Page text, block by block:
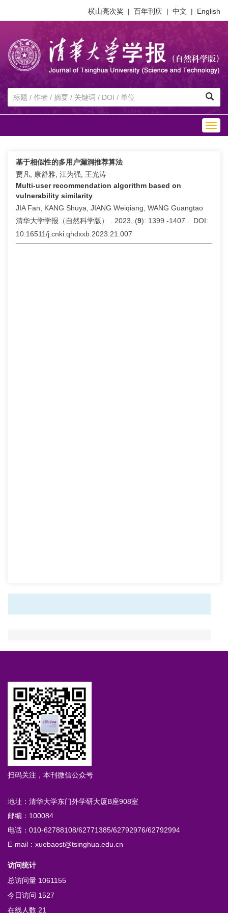
横山亮次奖 | 百年刊庆 | 中文 | English
基于相似性的多用户漏洞推荐算法
贾凡, 康舒雅, 江为强, 王光涛
Multi-user recommendation algorithm based on
vulnerability similarity
JIA Fan, KANG Shuya, JIANG Weiqiang, WANG Guangtao
清华大学学报（自然科学版） . 2023, (9): 1399 -1407 . DOI:
10.16511/j.cnki.qhdxxb.2023.21.007
扫码关注，本刊微信公众号
地址：清华大学东门外学研大厦B座908室
邮编：100084
电话：010-62788108/62771385/62792976/62792994
E-mail：xuebaost@tsinghua.edu.cn
访问统计
总访问量 1061155
今日访问 1527
在线人数 21